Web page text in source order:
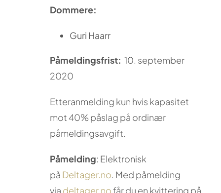
Dommere:
Guri Haarr
Påmeldingsfrist: 10. september
2020
Etteranmelding kun hvis kapasitet
mot 40% påslag på ordinær
påmeldingsavgift.
Påmelding: Elektronisk
på Deltager.no. Med påmelding
via deltager.nofår du en kvittering på